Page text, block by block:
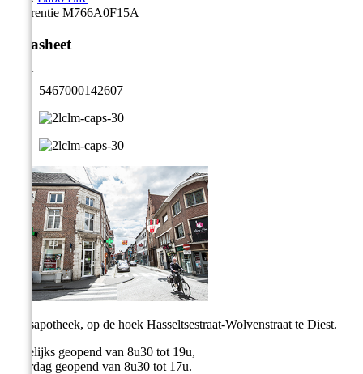
Referentie M766A0F15A
Datasheet
EAN
5467000142607
Stadsapotheek, op de hoek Hasseltsestraat-Wolvenstraat te Diest.
Dagelijks geopend van 8u30 tot 19u,
Zaterdag geopend van 8u30 tot 17u.